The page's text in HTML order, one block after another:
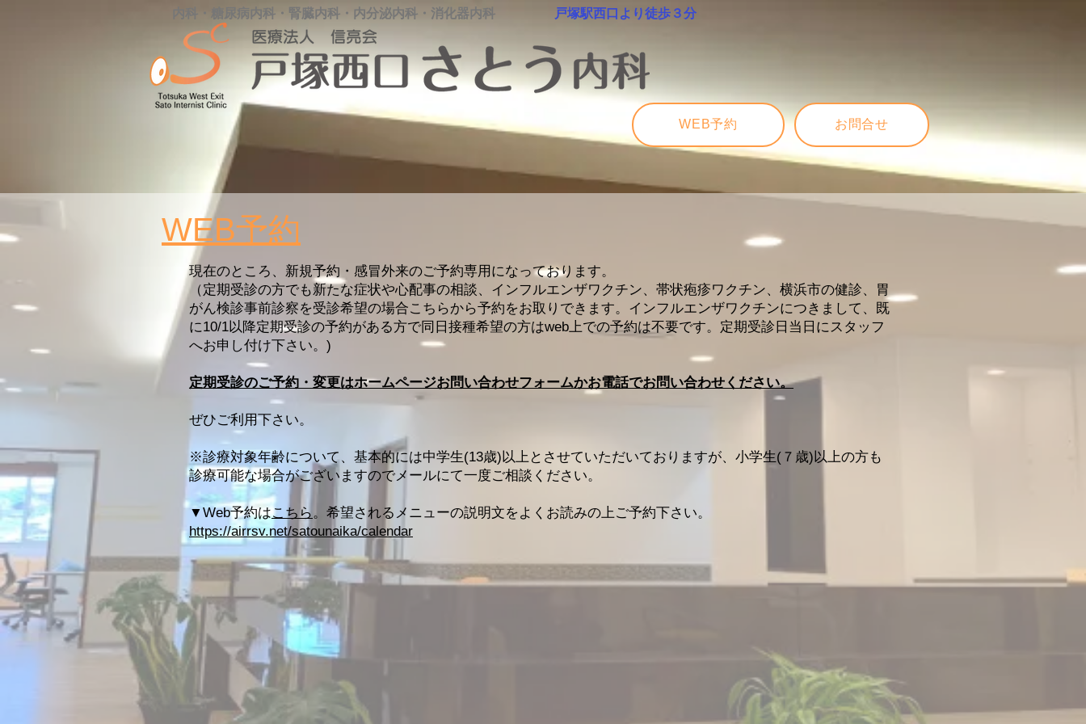
内科・糖尿病内科・腎臓内科・内分泌内科・消化器内科 戸塚駅西口より徒歩３分
WEB予約 お問合せ
WEB予約
現在のところ、新規予約・感冒外来のご予約専用になっております。
（定期受診の方でも新たな症状や心配事の相談、インフルエンザワクチン、帯状疱疹ワクチン、横浜市の健診、胃
がん検診事前診察を受診希望の場合こちらから予約をお取りできます。インフルエンザワクチンにつきまして、既
に10/1以降定期受診の予約がある方で同日接種希望の方はweb上での予約は不要です。定期受診日当日にスタッフ
へお申し付け下さい。)
定期受診のご予約・変更はホームページお問い合わせフォームかお電話でお問い合わせください。
ぜひご利用下さい。
※診療対象年齢について、基本的には中学生(13歳)以上とさせていただいておりますが、小学生(７歳)以上の方も
診療可能な場合がございますのでメールにて一度ご相談ください。
▼Web予約はこちら。希望されるメニューの説明文をよくお読みの上ご予約下さい。
https://airrsv.net/satounaika/calendar